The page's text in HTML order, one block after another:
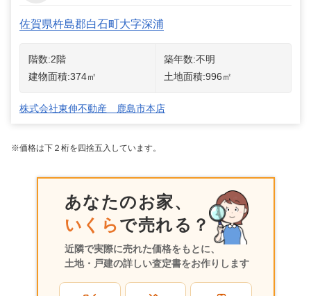
佐賀県杵島郡白石町大字深浦
階数:2階 築年数:不明
建物面積:374㎡ 土地面積:996㎡
株式会社東伸不動産 鹿島市本店
※価格は下２桁を四捨五入しています。
あなたのお家、
いくらで売れる？
近隣で実際に売れた価格をもとに、
土地・戸建の詳しい査定書をお作りします